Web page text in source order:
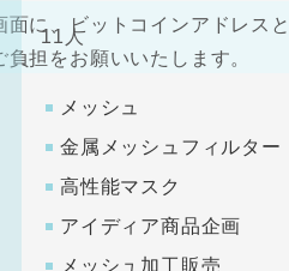
面に、ビットコインアドレス
担をお願いいたします。
11人
メッシュ
金属メッシュフィルター
高性能マスク
アイディア商品企画
メッシュ加工販売